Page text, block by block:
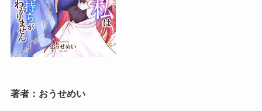
著者：おうせめい